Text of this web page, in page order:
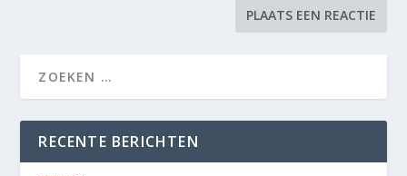
RECENTE BERICHTEN